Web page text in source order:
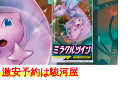
激安予約は駿河屋